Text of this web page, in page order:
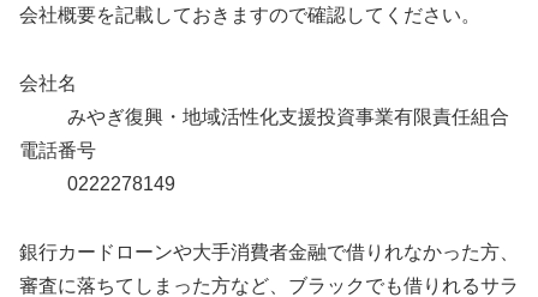
会社概要を記載しておきますので確認してください。
会社名
みやぎ復興・地域活性化支援投資事業有限責任組合
電話番号
0222278149
銀行カードローンや大手消費者金融で借りれなかった方、
審査に落ちてしまった方など、ブラックでも借りれるサラ